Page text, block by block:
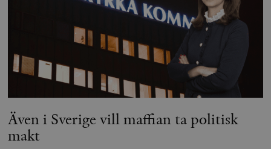
Även i Sverige vill maffian ta politisk
makt